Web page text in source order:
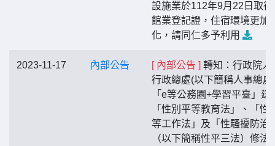
設施業於112年9月22日取得
館業登記證，住宿環境更加
化，請同仁多予利用
2023-11-17 內部公告 [ 內部公告 ] 轉知：行政院人
行政總處(以下簡稱人事總處
「e等公務園+學習平臺」建
「性別平等教育法」、「性
等工作法」及「性騷擾防治
（以下簡稱性平三法）修法